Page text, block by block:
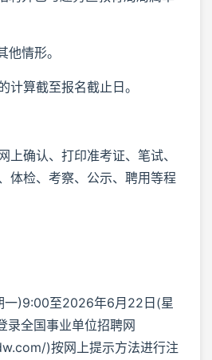
情形。
计算截至报名截止日。
上确认、打印准考证、笔试、
体检、考察、公示、聘用等程
一)9:00至2026年6月22日(星
录全国事业单位招聘网
)按网上提示方法进行注